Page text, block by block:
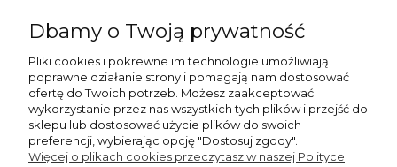
Strony informacyjne
Moje konto
Dbamy o Twoją prywatność
Pliki cookies i pokrewne im technologie umożliwiają
poprawne działanie strony i pomagają nam dostosować
ofertę do Twoich potrzeb. Możesz zaakceptować
wykorzystanie przez nas wszystkich tych plików i przejść do
sklepu lub dostosować użycie plików do swoich
preferencji, wybierając opcję "Dostosuj zgody".
Więcej o plikach cookies przeczytasz w naszej Polityce